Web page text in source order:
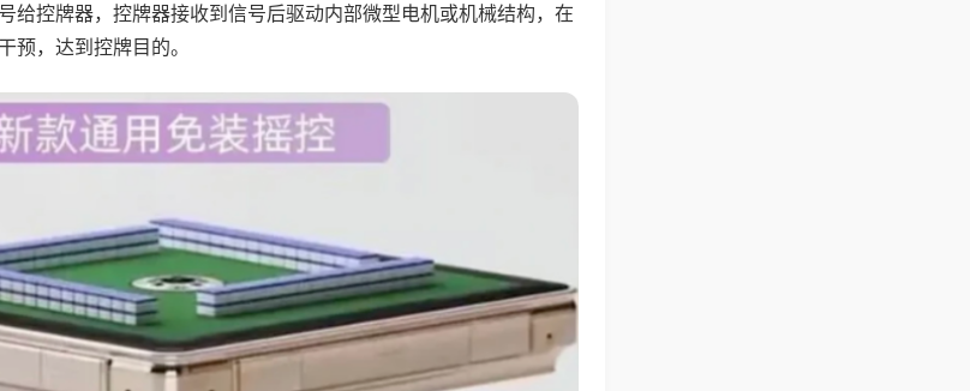
给控牌器，控牌器接收到信号后驱动内部微型电机或机械结构，在
预，达到控牌目的。